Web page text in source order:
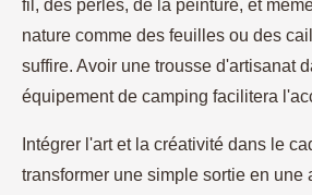
fil, des perles, de la peinture, et
nature comme des feuilles ou des
suffire. Avoir une trousse d'artisanat
équipement de camping facilitera
Intégrer l'art et la créativité dans le
transformer une simple sortie en une